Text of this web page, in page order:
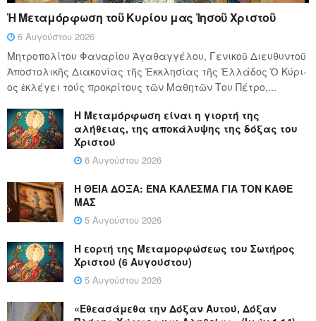
Ἡ Μεταμόρφωση τοῦ Κυρίου μας Ἰησοῦ Χριστοῦ
6 Αυγούστου 2026
Μητροπολίτου Φαναρίου Ἀγαθαγγέλου, Γενικοῦ Διευθυντοῦ
Ἀποστολικῆς Διακονίας τῆς Ἐκκλησίας τῆς Ἑλλάδος Ὁ Κύ­ρι­
ος ἐκλέγει τούς προ­κρί­τους τῶν Μα­θη­τῶν Του Πέ­τρο,...
Η Μεταμόρφωση είναι η γιορτή της
αλήθειας, της αποκάλυψης της δόξας του
Χριστού
6 Αυγούστου 2026
Η ΘΕΙΑ ΔΟΞΑ: ΈΝΑ ΚΑΛΕΣΜΑ ΓΙΑ ΤΟΝ ΚΑΘΕ
ΜΑΣ
5 Αυγούστου 2026
Η εορτή της Μεταμορφώσεως του Σωτήρος
Χριστού (6 Αυγούστου)
5 Αυγούστου 2026
«Εθεασάμεθα την Δόξαν Αυτού, Δόξαν